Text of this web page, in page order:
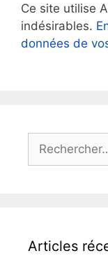
Ce site utilise
indésirables.
données de
Rechercher :
Articles